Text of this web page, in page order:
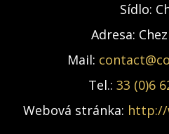
Sídlo:
Adresa:
Mail:
Tel.: 33 (0)6
Webová stránka: http://